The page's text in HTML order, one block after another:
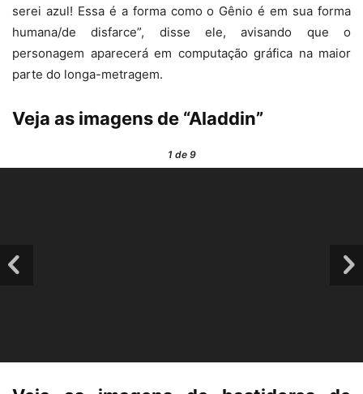
serei azul! Essa é a forma como o Gênio é em sua forma
humana/de disfarce”, disse ele, avisando que o
personagem aparecerá em computação gráfica na maior
parte do longa-metragem.
Veja as imagens de “Aladdin”
1de 9